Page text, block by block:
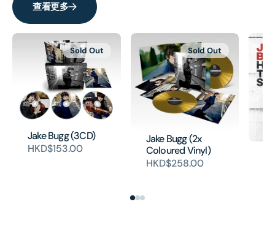
查看更多
Jake Bugg (3CD)
HKD$153.00
Sold Out
Jake Bugg (2x
Coloured Vinyl)
HKD$258.00
Sold Out